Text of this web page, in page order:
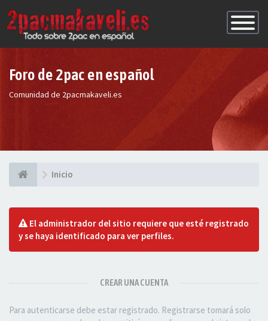
de
Foro de 2pac en español
Comunidad de 2pacmakaveli.es
Inicio
El administrador del sitio requiere que esté registrado
y se haya identificado para ver perfiles.
CREAR UNA CUENTA
Para autenticarse debe estar registrado. Registrarse tomará solo